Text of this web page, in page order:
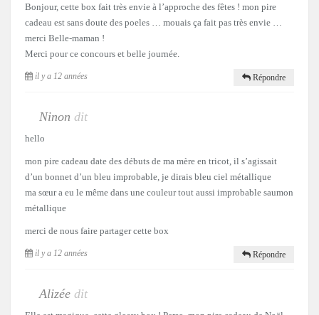
Bonjour, cette box fait très envie à l’approche des fêtes ! mon pire
cadeau est sans doute des poeles … mouais ça fait pas très envie …
merci Belle-maman !
Merci pour ce concours et belle journée.
il y a 12 années Répondre
Ninon dit
hello
mon pire cadeau date des débuts de ma mère en tricot, il s’agissait
d’un bonnet d’un bleu improbable, je dirais bleu ciel métallique
ma sœur a eu le même dans une couleur tout aussi improbable saumon
métallique
merci de nous faire partager cette box
il y a 12 années Répondre
Alizée dit